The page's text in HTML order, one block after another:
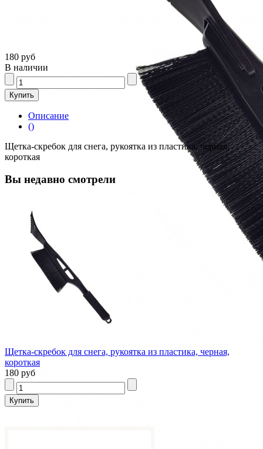
180 руб
В наличии
Описание
()
Щетка-скребок для снега, рукоятка из пластика, черная,
короткая
Вы недавно смотрели
Щетка-скребок для снега, рукоятка из пластика, черная,
короткая
180 руб